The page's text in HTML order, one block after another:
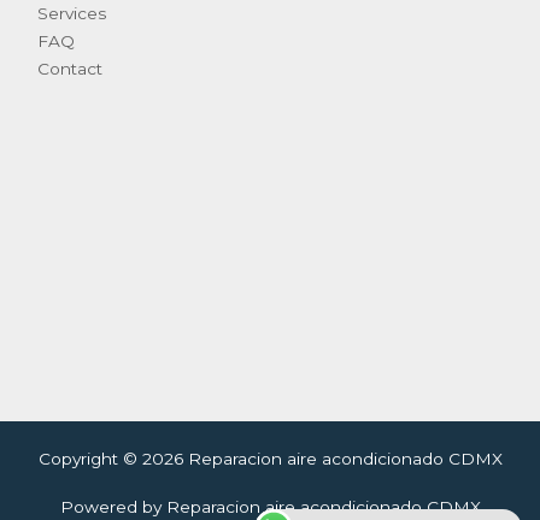
Services
FAQ
Contact
Copyright © 2026 Reparacion aire acondicionado CDMX
Powered by Reparacion aire acondicionado CDMX